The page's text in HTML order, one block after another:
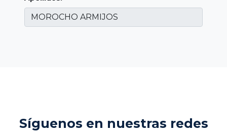
Síguenos en nuestras redes